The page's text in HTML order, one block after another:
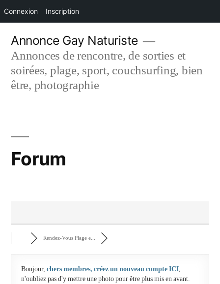
Connexion Inscription
contenu
Annonce Gay Naturiste
Annonces de rencontre, de sorties et
soirées, plage, sport, couchsurfing, bien
être, photographie
Forum
Rendez-Vous Plage e...
Bonjour, chers membres, créez un nouveau compte ICI,
n'oubliez pas d'y mettre une photo pour être plus mis en avant.